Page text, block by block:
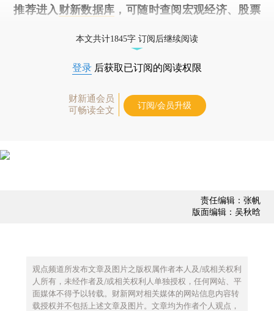
推荐进入 财新数据库 ，可随时查阅宏观经济、股票
本文共计1845字 订阅后继续阅读
登录 后获取已订阅的阅读权限
财新通会员
可畅读全文
订阅/会员升级
责任编辑：张帆
版面编辑：吴秋晗
观点频道所发布文章及图片之版权属作者本人及/或相关权利
人所有，未经作者及/或相关权利人单独授权，任何网站、平
面媒体不得予以转载。财新网对相关媒体的网站信息内容转
载授权并不包括上述文章及图片。文章均为作者个人观点，